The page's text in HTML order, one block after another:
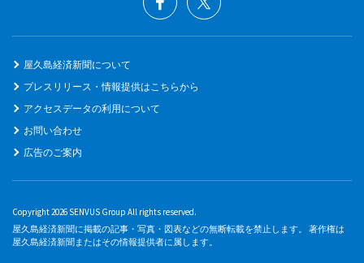
屋久島経済新聞について
プレスリリース・情報提供はこちらから
アクセスデータの利用について
お問い合わせ
広告のご案内
Copyright 2026 SENVUS Group All rights reserved.
屋久島経済新聞に掲載の記事・写真・図表などの無断転載を禁止します。 著作権は
屋久島経済新聞またはその情報提供者に属します。